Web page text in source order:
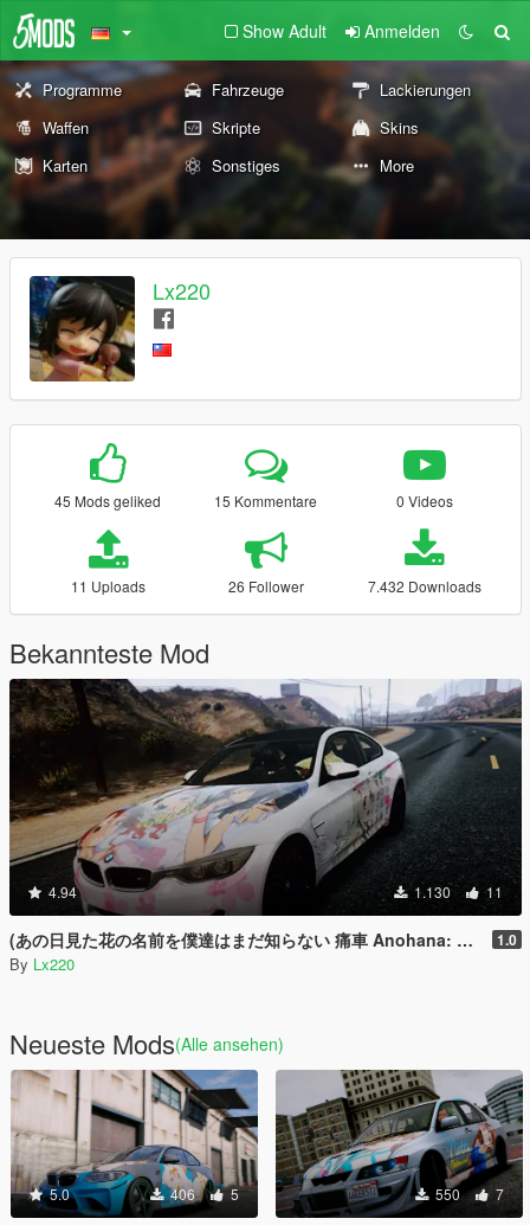
Show Adult Anmelden
Programme Fahrzeuge
Lackierungen
Waffen
Skripte
Skins
Karten
Sonstiges More
Lx220
45 Mods geliked 15 Kommentare 0 Videos
11 Uploads 26 Follower 7.432 Downloads
Bekannteste Mod
4.94 1.130 11
(あの日見た花の名前を僕達はまだ知らない 痛車 Anohana: The Flower We Saw That Day Itasha for BMW F82 M4 1.0
By Lx220
Neueste Mods(Alle ansehen)
5.0 406 5 550 7